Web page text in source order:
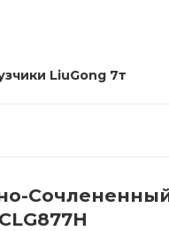
LiuGong 7т